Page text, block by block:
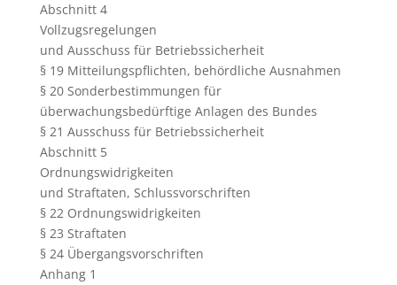
Abschnitt 4
Vollzugsregelungen
und Ausschuss für Betriebssicherheit
§ 19 Mitteilungspflichten, behördliche Ausnahmen
§ 20 Sonderbestimmungen für
überwachungsbedürftige Anlagen des Bundes
§ 21 Ausschuss für Betriebssicherheit
Abschnitt 5
Ordnungswidrigkeiten
und Straftaten, Schlussvorschriften
§ 22 Ordnungswidrigkeiten
§ 23 Straftaten
§ 24 Übergangsvorschriften
Anhang 1